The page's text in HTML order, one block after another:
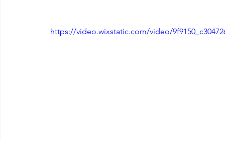
https://video.wixstatic.com/video/